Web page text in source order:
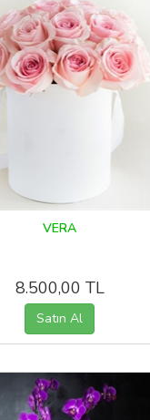
VERA
8.500,00 TL